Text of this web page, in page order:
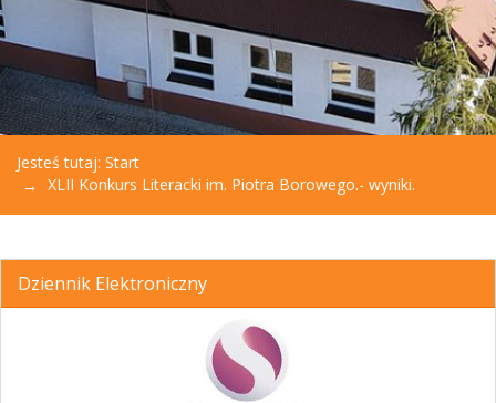
Jesteś tutaj: Start
XLII Konkurs Literacki im. Piotra Borowego.- wyniki.
Dziennik Elektroniczny